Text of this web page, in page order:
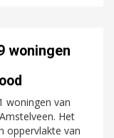
woningen
woningen van
Het
oppervlakte van